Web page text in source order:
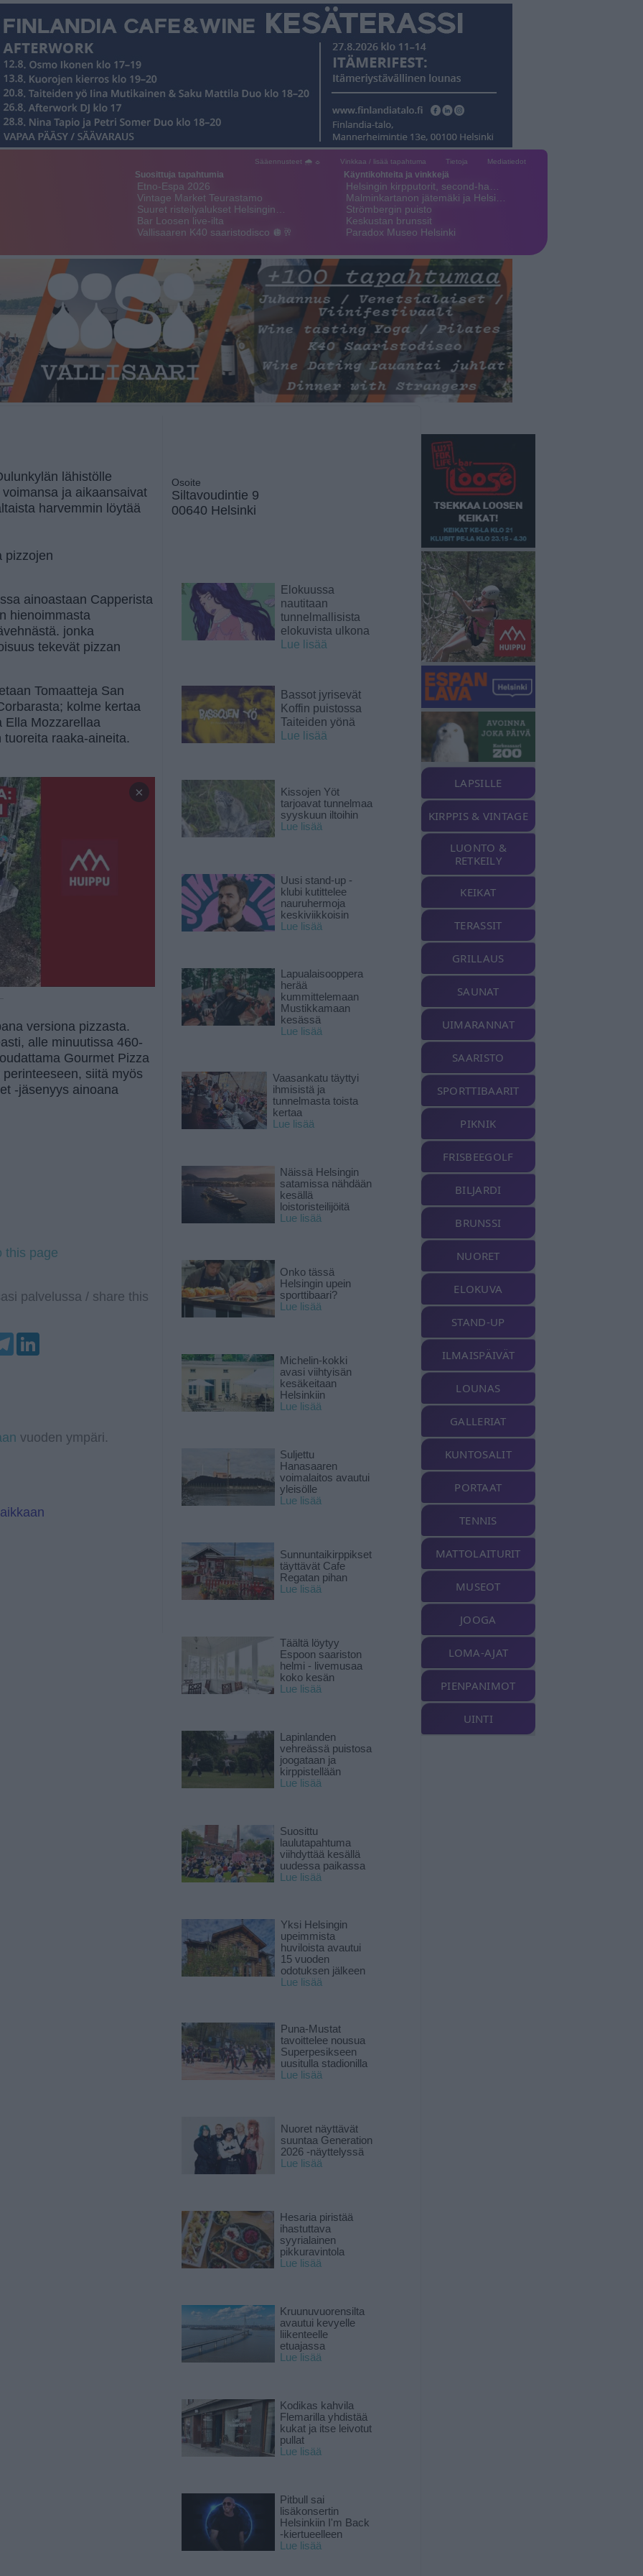
Sääennusteet 🌧 ☼ Vinkkaa / lisää tapahtuma Tietoja Mediatiedot
Suosittuja tapahtumia
Etno-Espa 2026
Vintage Market Teurastamo
Suuret risteilyalukset Helsingin…
Bar Loosen live-ilta
Vallisaaren K40 saaristodisco 🪩🥂
Käyntikohteita ja vinkkejä
Helsingin kirpputorit, second-ha…
Malminkartanon jätemäki ja Helsi…
Strömbergin puisto
Keskustan brunssit
Paradox Museo Helsinki
lähistölle
ja aikaansaivat
harvemmin löytää
pizzojen
ainoastaan Capperista
hienoimmasta
jonka
tekevät pizzan
Tomaatteja San
kolme kertaa
Ella Mozzarellaa
raaka-aineita.
×
versiona pizzasta.
alle minuutissa 460-
Gourmet Pizza
siitä myös
-jäsenyys ainoana
this page
palvelussa / share this
T
vuoden ympäri.
Osoite
Siltavoudintie 9
00640 Helsinki
Elokuussa
nautitaan
tunnelmallisista
elokuvista ulkona
Lue lisää
Bassot jyrisevät
Koffin puistossa
Taiteiden yönä
Lue lisää
Kissojen Yöt
tarjoavat tunnelmaa
syyskuun iltoihin
Lue lisää
Uusi stand-up -
klubi kutittelee
nauruhermoja
keskiviikkoisin
Lue lisää
Lapualaisooppera
herää
kummittelemaan
Mustikkamaan
kesässä
Lue lisää
Vaasankatu täyttyi
ihmisistä ja
tunnelmasta toista
kertaa
Lue lisää
Näissä Helsingin
satamissa nähdään
kesällä
loistoristeilijöitä
Lue lisää
Onko tässä
Helsingin upein
sporttibaari?
Lue lisää
Michelin-kokki
avasi viihtyisän
kesäkeitaan
Helsinkiin
Lue lisää
Suljettu
Hanasaaren
voimalaitos avautui
yleisölle
Lue lisää
Sunnuntaikirppikset
täyttävät Cafe
Regatan pihan
Lue lisää
Täältä löytyy
Espoon saariston
helmi - livemusaa
koko kesän
Lue lisää
Lapinlanden
vehreässä puistosa
joogataan ja
kirppistellään
Lue lisää
Suosittu
laulutapahtuma
viihdyttää kesällä
uudessa paikassa
Lue lisää
Yksi Helsingin
upeimmista
huviloista avautui
15 vuoden
odotuksen jälkeen
Lue lisää
Puna-Mustat
tavoittelee nousua
Superpesikseen
uusitulla stadionilla
Lue lisää
Nuoret näyttävät
suuntaa Generation
2026 -näyttelyssä
Lue lisää
Hesaria piristää
ihastuttava
syyrialainen
pikkuravintola
Lue lisää
Kruunuvuorensilta
avautui kevyelle
liikenteelle
etuajassa
Lue lisää
Kodikas kahvila
Flemarilla yhdistää
kukat ja itse leivotut
pullat
Lue lisää
Pitbull sai
lisäkonsertin
Helsinkiin I'm Back
-kiertueelleen
Lue lisää
LAPSILLE
KIRPPIS & VINTAGE
LUONTO &
RETKEILY
KEIKAT
TERASSIT
GRILLAUS
SAUNAT
UIMARANNAT
SAARISTO
SPORTTIBAARIT
PIKNIK
FRISBEEGOLF
BILJARDI
BRUNSSI
NUORET
ELOKUVA
STAND-UP
ILMAISPÄIVÄT
LOUNAS
GALLERIAT
KUNTOSALIT
PORTAAT
TENNIS
MATTOLAITURIT
MUSEOT
JOOGA
LOMA-AJAT
PIENPANIMOT
UINTI